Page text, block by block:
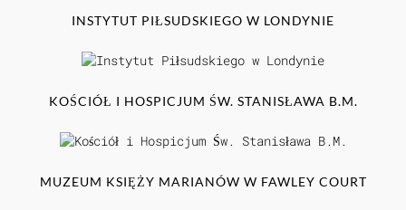
INSTYTUT PIŁSUDSKIEGO W LONDYNIE
KOŚCIÓŁ I HOSPICJUM ŚW. STANISŁAWA B.M.
MUZEUM KSIĘŻY MARIANÓW W FAWLEY COURT